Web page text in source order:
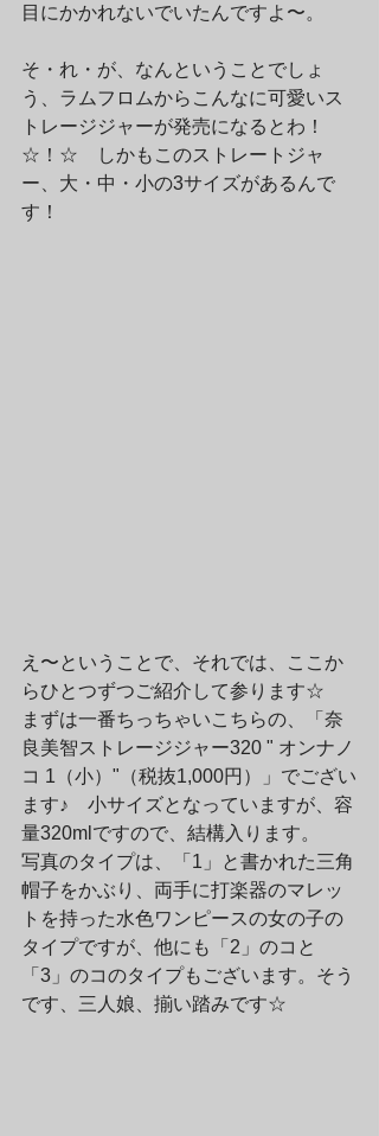
目にかかれないでいたんですよ〜。
そ・れ・が、なんということでしょ
う、ラムフロムからこんなに可愛いス
トレージジャーが発売になるとわ！
☆！☆　しかもこのストレートジャ
ー、大・中・小の3サイズがあるんで
す！
え〜ということで、それでは、ここか
らひとつずつご紹介して参ります☆
まずは一番ちっちゃいこちらの、「奈
良美智ストレージジャー320 " オンナノ
コ 1（小）"（税抜1,000円）」でござい
ます♪　小サイズとなっていますが、容
量320mlですので、結構入ります。
写真のタイプは、「1」と書かれた三角
帽子をかぶり、両手に打楽器のマレッ
トを持った水色ワンピースの女の子の
タイプですが、他にも「2」のコと
「3」のコのタイプもございます。そう
です、三人娘、揃い踏みです☆